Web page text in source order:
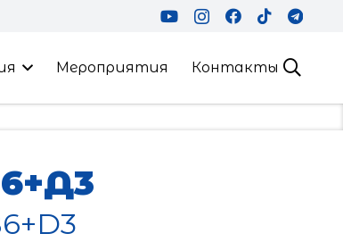
Мероприятия Контакты